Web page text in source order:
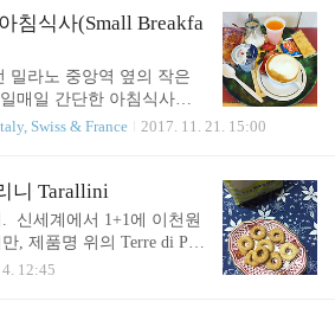
종종 있기 때문이다. 그래
서 그날그날 산 물건들의
람들은 전부 멋지다는 얘기
"그 호수에서 맛난 물고
하는 게 아닌가. 그렇다.
기 위해 여행하는 사람". 평
만 여행 중엔 먹는 것이
리는 나와는 정반대 타입
바닥에서 "이 호수에서 잡
발견한 순간, 큰 고민..
침식사(Small Breakfa
밀라노 중앙역 옆의 작은
매일 간단한 아침식사를
는 조식 불포함이라 되어
호텔 로비로 나가보니, 할
주며, 잘 잤니? 아침 먹을
래? 주스는? 요거트도 줄
치노와 주스와 요거트와
Swiss & France 2017. 11. 21. 15:00
니 Tarallini
신세계에서 1+1에 이천원
, 제품명 위의 Terre di Pug
눈에 들어와 구입했다.
12:45